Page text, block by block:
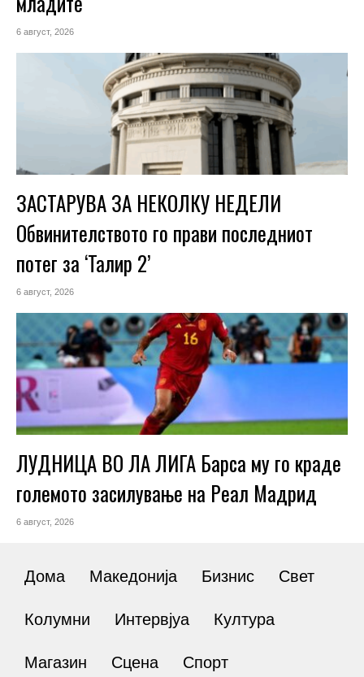
6 август, 2026
ЗАСТАРУВА ЗА НЕКОЛКУ НЕДЕЛИ
Обвинителството го прави последниот
потег за ‘Талир 2’
6 август, 2026
ЛУДНИЦА ВО ЛА ЛИГА Барса му го краде
големото засилување на Реал Мадрид
6 август, 2026
Дома Македонија Бизнис Свет
Колумни Интервјуа Култура
Магазин Сцена Спорт